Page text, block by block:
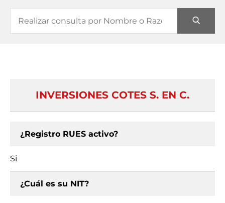
INVERSIONES COTES S. EN C.
¿Registro RUES activo?
Si
¿Cuál es su NIT?